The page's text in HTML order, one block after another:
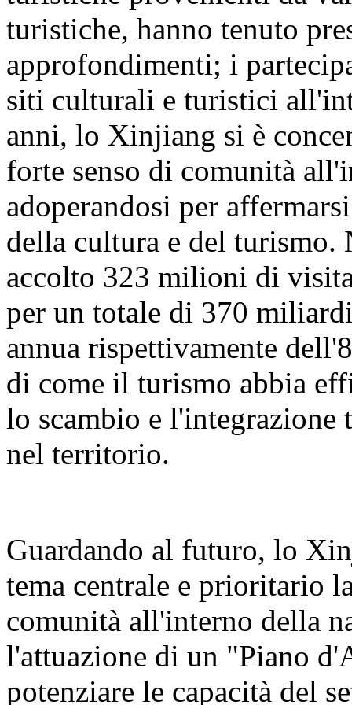
turistiche, hanno tenuto
approfondimenti; i
siti culturali e turistici
anni, lo Xinjiang si è
forte senso di comunità
adoperandosi per
della cultura e del turismo.
accolto 323 milioni di
per un totale di 370
annua rispettivamente
di come il turismo abbia
lo scambio e
nel territorio.
Guardando al futuro, lo
tema centrale e prioritario
comunità all'interno della
l'attuazione di un "Piano
potenziare le capacità del